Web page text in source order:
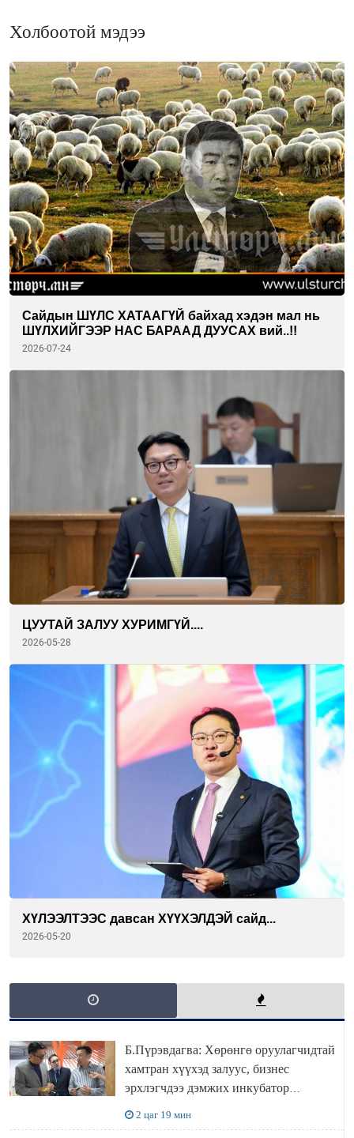
Холбоотой мэдээ
Сайдын ШҮЛС ХАТААГҮЙ байхад хэдэн мал нь
ШҮЛХИЙГЭЭР НАС БАРААД ДУУСАХ вий..!!
2026-07-24
ЦУУТАЙ ЗАЛУУ ХУРИМГҮЙ....
2026-05-28
ХҮЛЭЭЛТЭЭС давсан ХҮҮХЭЛДЭЙ сайд...
2026-05-20
Б.Пүрэвдагва: Хөрөнгө оруулагчидтай
хамтран хүүхэд залуус, бизнес
эрхлэгчдээ дэмжих инкубатор
2 цаг 19 мин